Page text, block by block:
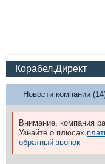
Корабел.Директ
Новости компании
Внимание, компания
Узнайте о плюсах
обратный звонок